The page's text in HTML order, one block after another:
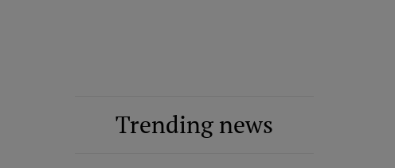
Trending news